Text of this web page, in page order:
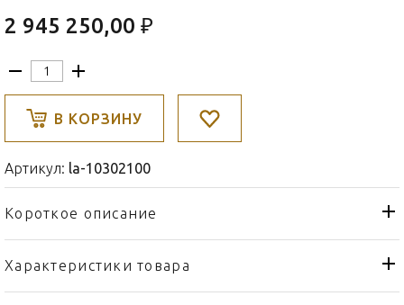
2 945 250,00 ₽
В КОРЗИНУ
Артикул: la-10302100
Короткое описание
Характеристики товара
Тип товара
Декоративная панель